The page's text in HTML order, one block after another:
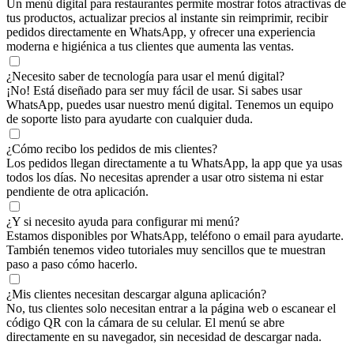
Un menú digital para restaurantes permite mostrar fotos atractivas de
tus productos, actualizar precios al instante sin reimprimir, recibir
pedidos directamente en WhatsApp, y ofrecer una experiencia
moderna e higiénica a tus clientes que aumenta las ventas.
¿Necesito saber de tecnología para usar el menú digital?
¡No! Está diseñado para ser muy fácil de usar. Si sabes usar
WhatsApp, puedes usar nuestro menú digital. Tenemos un equipo
de soporte listo para ayudarte con cualquier duda.
¿Cómo recibo los pedidos de mis clientes?
Los pedidos llegan directamente a tu WhatsApp, la app que ya usas
todos los días. No necesitas aprender a usar otro sistema ni estar
pendiente de otra aplicación.
¿Y si necesito ayuda para configurar mi menú?
Estamos disponibles por WhatsApp, teléfono o email para ayudarte.
También tenemos video tutoriales muy sencillos que te muestran
paso a paso cómo hacerlo.
¿Mis clientes necesitan descargar alguna aplicación?
No, tus clientes solo necesitan entrar a la página web o escanear el
código QR con la cámara de su celular. El menú se abre
directamente en su navegador, sin necesidad de descargar nada.